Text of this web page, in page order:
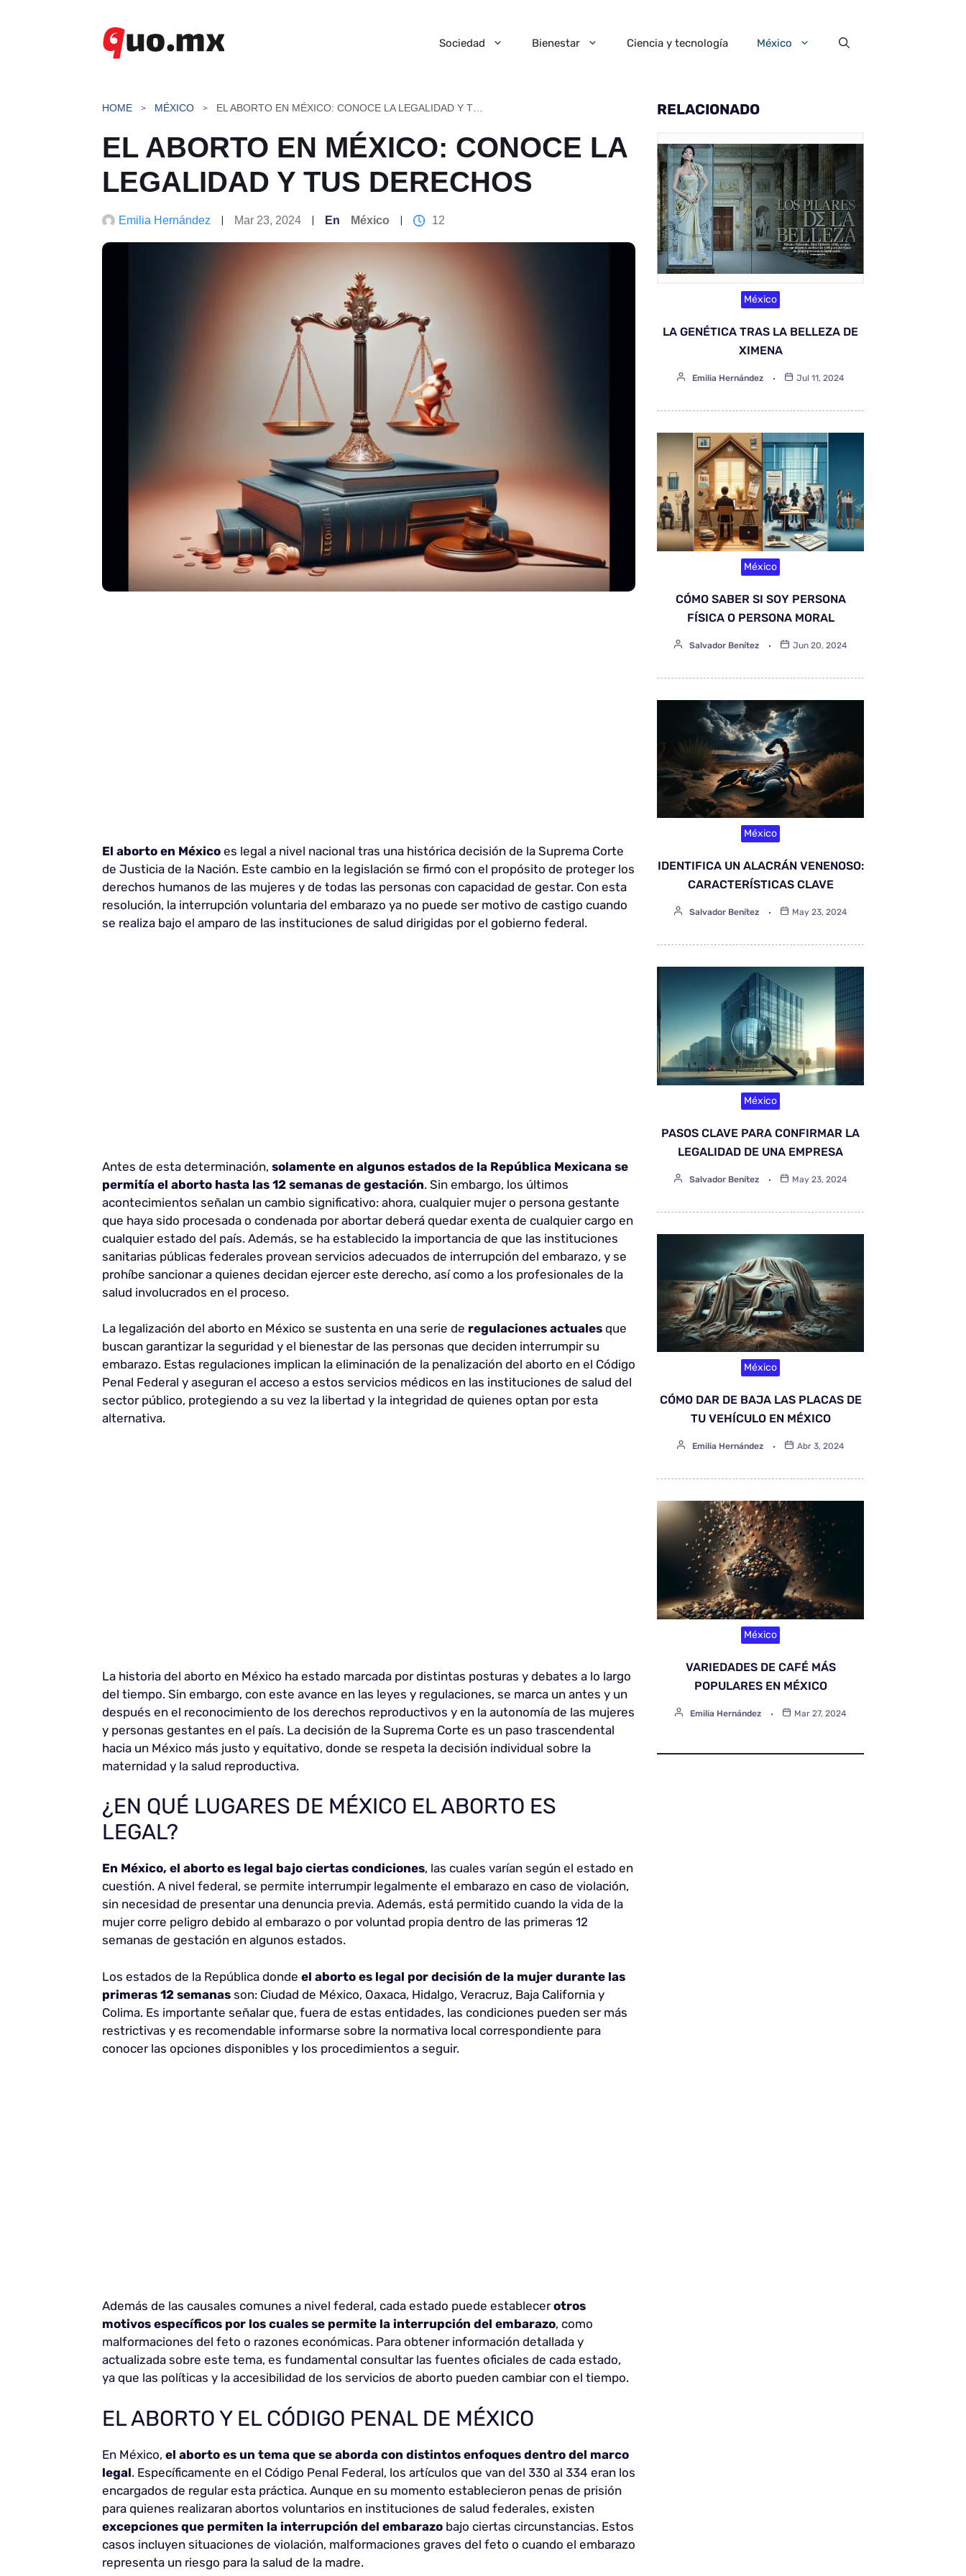
Sociedad Bienestar Ciencia y tecnología México
HOME MÉXICO
EL ABORTO EN MÉXICO: CONOCE LA
LEGALIDAD Y TUS DERECHOS
Emilia Hernández Mar 23, 2024 En México 12
El aborto en México es legal a nivel nacional tras una histórica decisión de la Suprema Corte
de Justicia de la Nación. Este cambio en la legislación se firmó con el propósito de proteger los
derechos humanos de las mujeres y de todas las personas con capacidad de gestar. Con esta
resolución, la interrupción voluntaria del embarazo ya no puede ser motivo de castigo cuando
se realiza bajo el amparo de las instituciones de salud dirigidas por el gobierno federal.
Antes de esta determinación, solamente en algunos estados de la República Mexicana se
permitía el aborto hasta las 12 semanas de gestación. Sin embargo, los últimos
acontecimientos señalan un cambio significativo: ahora, cualquier mujer o persona gestante
que haya sido procesada o condenada por abortar deberá quedar exenta de cualquier cargo en
cualquier estado del país. Además, se ha establecido la importancia de que las instituciones
sanitarias públicas federales provean servicios adecuados de interrupción del embarazo, y se
prohíbe sancionar a quienes decidan ejercer este derecho, así como a los profesionales de la
salud involucrados en el proceso.
La legalización del aborto en México se sustenta en una serie de regulaciones actuales que
buscan garantizar la seguridad y el bienestar de las personas que deciden interrumpir su
embarazo. Estas regulaciones implican la eliminación de la penalización del aborto en el Código
Penal Federal y aseguran el acceso a estos servicios médicos en las instituciones de salud del
sector público, protegiendo a su vez la libertad y la integridad de quienes optan por esta
alternativa.
La historia del aborto en México ha estado marcada por distintas posturas y debates a lo largo
del tiempo. Sin embargo, con este avance en las leyes y regulaciones, se marca un antes y un
después en el reconocimiento de los derechos reproductivos y en la autonomía de las mujeres
y personas gestantes en el país. La decisión de la Suprema Corte es un paso trascendental
hacia un México más justo y equitativo, donde se respeta la decisión individual sobre la
maternidad y la salud reproductiva.
¿EN QUÉ LUGARES DE MÉXICO EL ABORTO ES
LEGAL?
En México, el aborto es legal bajo ciertas condiciones, las cuales varían según el estado en
cuestión. A nivel federal, se permite interrumpir legalmente el embarazo en caso de violación,
sin necesidad de presentar una denuncia previa. Además, está permitido cuando la vida de la
mujer corre peligro debido al embarazo o por voluntad propia dentro de las primeras 12
semanas de gestación en algunos estados.
Los estados de la República donde el aborto es legal por decisión de la mujer durante las
primeras 12 semanas son: Ciudad de México, Oaxaca, Hidalgo, Veracruz, Baja California y
Colima. Es importante señalar que, fuera de estas entidades, las condiciones pueden ser más
restrictivas y es recomendable informarse sobre la normativa local correspondiente para
conocer las opciones disponibles y los procedimientos a seguir.
Además de las causales comunes a nivel federal, cada estado puede establecerotros
motivos específicos por los cuales se permite la interrupción del embarazo, como
malformaciones del feto o razones económicas. Para obtener información detallada y
actualizada sobre este tema, es fundamental consultar las fuentes oficiales de cada estado,
ya que las políticas y la accesibilidad de los servicios de aborto pueden cambiar con el tiempo.
EL ABORTO Y EL CÓDIGO PENAL DE MÉXICO
En México, el aborto es un tema que se aborda con distintos enfoques dentro del marco
legal. Específicamente en el Código Penal Federal, los artículos que van del 330 al 334 eran los
encargados de regular esta práctica. Aunque en su momento establecieron penas de prisión
para quienes realizaran abortos voluntarios en instituciones de salud federales, existen
excepciones que permiten la interrupción del embarazo bajo ciertas circunstancias. Estos
casos incluyen situaciones de violación, malformaciones graves del feto o cuando el embarazo
representa un riesgo para la salud de la madre.
RELACIONADO
México
LA GENÉTICA TRAS LA BELLEZA DE
XIMENA
Emilia Hernández Jul 11, 2024
México
CÓMO SABER SI SOY PERSONA
FÍSICA O PERSONA MORAL
Salvador Benítez Jun 20, 2024
México
IDENTIFICA UN ALACRÁN VENENOSO:
CARACTERÍSTICAS CLAVE
Salvador Benítez May 23, 2024
México
PASOS CLAVE PARA CONFIRMAR LA
LEGALIDAD DE UNA EMPRESA
Salvador Benítez May 23, 2024
México
CÓMO DAR DE BAJA LAS PLACAS DE
TU VEHÍCULO EN MÉXICO
Emilia Hernández Abr 3, 2024
México
VARIEDADES DE CAFÉ MÁS
POPULARES EN MÉXICO
Emilia Hernández Mar 27, 2024